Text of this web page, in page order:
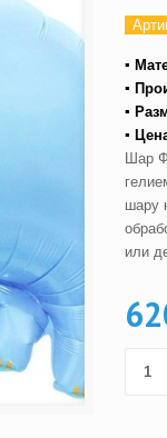
▪
▪
▪
▪
Шар
шару
или